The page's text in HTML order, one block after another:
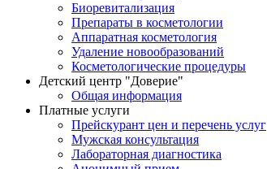
Биоревитализация
Препараты в косметологии
Аппаратная косметология
Удаление новообразований
Косметологические процедуры
Детский центр "Доверие"
Общая информация
Платные услуги
Прейскурант цен и перечень услуг
Мужская консультация
Лабораторная диагностика